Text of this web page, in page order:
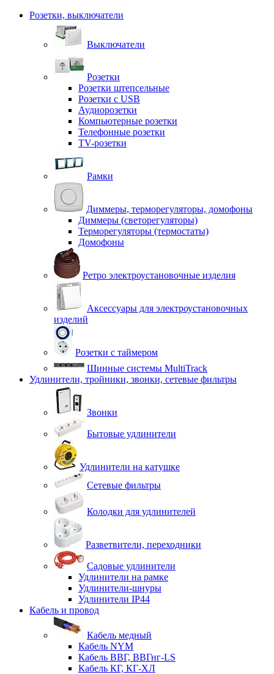
Розетки, выключатели
Выключатели
Розетки
Розетки штепсельные
Розетки с USB
Аудиорозетки
Компьютерные розетки
Телефонные розетки
TV-розетки
Рамки
Диммеры, терморегуляторы, домофоны
Диммеры (светорегуляторы)
Терморегуляторы (термостаты)
Домофоны
Ретро электроустановочные изделия
Аксессуары для электроустановочных
изделий
Розетки с таймером
Шинные системы MultiTrack
Удлинители, тройники, звонки, сетевые фильтры
Звонки
Бытовые удлинители
Удлинители на катушке
Сетевые фильтры
Колодки для удлинителей
Разветвители, переходники
Садовые удлинители
Удлинители на рамке
Удлинители-шнуры
Удлинители IP44
Кабель и провод
Кабель медный
Кабель NYM
Кабель ВВГ, ВВГнг-LS
Кабель КГ, КГ-ХЛ